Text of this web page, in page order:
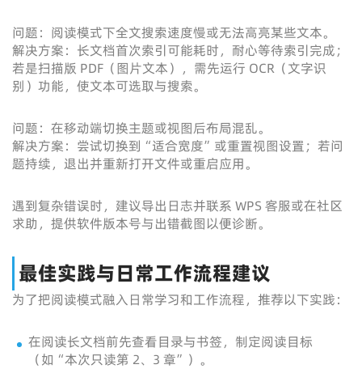
问题：阅读模式下全文搜索速度慢或无法高亮某些文本。
解决方案：长文档首次索引可能耗时，耐心等待索引完成；
若是扫描版 PDF（图片文本），需先运行 OCR（文字识
别）功能，使文本可选取与搜索。
问题：在移动端切换主题或视图后布局混乱。
解决方案：尝试切换到“适合宽度”或重置视图设置；若问
题持续，退出并重新打开文件或重启应用。
遇到复杂错误时，建议导出日志并联系 WPS 客服或在社区
求助，提供软件版本号与出错截图以便诊断。
最佳实践与日常工作流程建议
为了把阅读模式融入日常学习和工作流程，推荐以下实践：
在阅读长文档前先查看目录与书签，制定阅读目标
（如“本次只读第 2、3 章”）。